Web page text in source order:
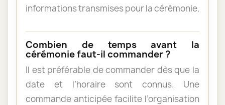
informations transmises pour la cérémonie.
Combien de temps avant la
cérémonie faut-il commander ?
Il est préférable de commander dès que la
date et l’horaire sont connus. Une
commande anticipée facilite l’organisation